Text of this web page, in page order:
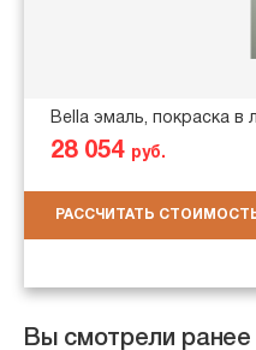
Bella эмаль, покраска в
28 054 руб.
РАССЧИТАТЬ
Вы смотрели ранее